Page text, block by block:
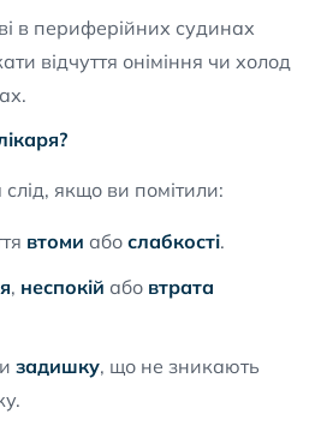
в периферійних судинах
відчуття оніміння чи холод
якщо ви помітили:
втоми або слабкості.
, неспокій або втрата
задишку, що не зникають